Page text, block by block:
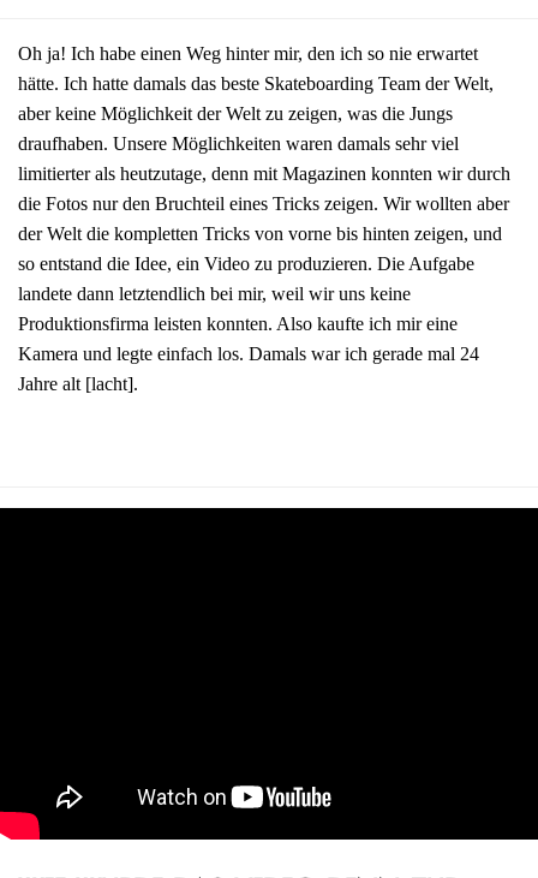
Oh ja! Ich habe einen Weg hinter mir, den ich so nie erwartet
hätte. Ich hatte damals das beste Skateboarding Team der Welt,
aber keine Möglichkeit der Welt zu zeigen, was die Jungs
draufhaben. Unsere Möglichkeiten waren damals sehr viel
limitierter als heutzutage, denn mit Magazinen konnten wir durch
die Fotos nur den Bruchteil eines Tricks zeigen. Wir wollten aber
der Welt die kompletten Tricks von vorne bis hinten zeigen, und
so entstand die Idee, ein Video zu produzieren. Die Aufgabe
landete dann letztendlich bei mir, weil wir uns keine
Produktionsfirma leisten konnten. Also kaufte ich mir eine
Kamera und legte einfach los. Damals war ich gerade mal 24
Jahre alt [lacht].